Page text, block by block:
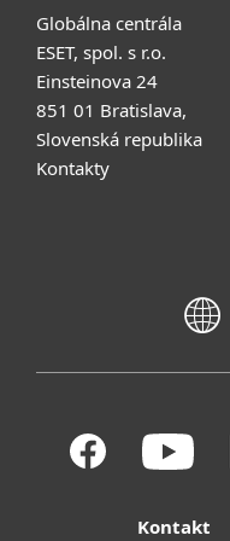
Globálna centrála
ESET, spol. s r.o.
Einsteinova 24
851 01 Bratislava,
Slovenská republika
Kontakty
Kontakt